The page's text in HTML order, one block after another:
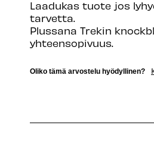
Laadukas tuote jos
tarvetta.
Plussana Trekin
yhteensopivuus.
Oliko tämä arvostelu hyödyllinen?